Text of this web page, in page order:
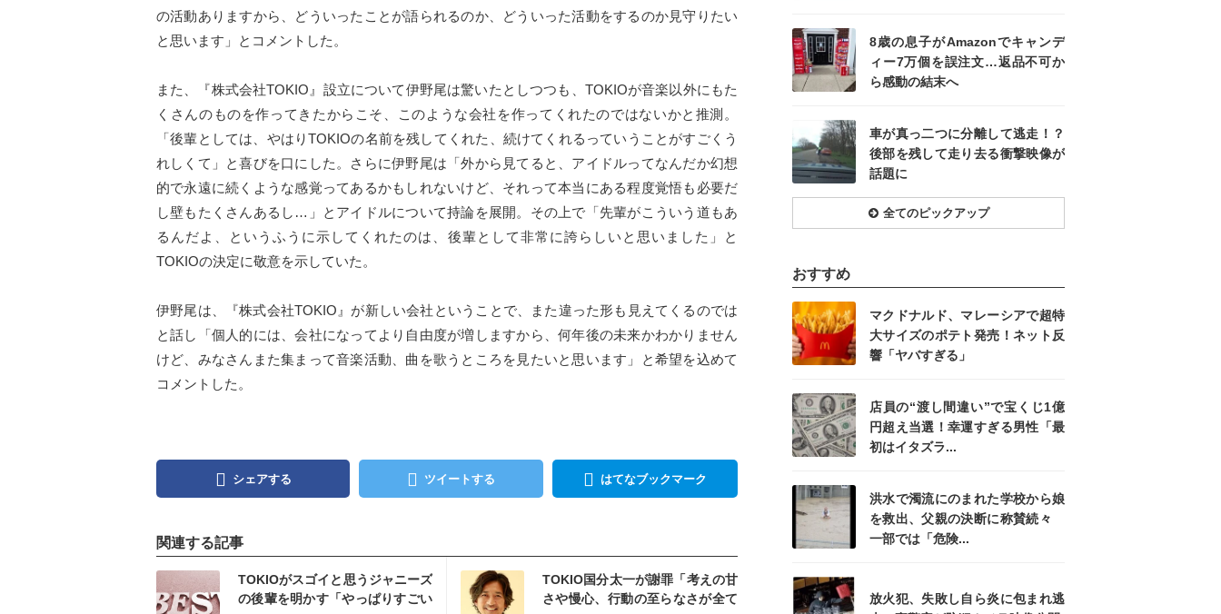
の活動ありますから、どういったことが語られるのか、どういった活動をするのか見守りたい
と思います」とコメントした。
また、『株式会社TOKIO』設立について伊野尾は驚いたとしつつも、TOKIOが音楽以外にもた
くさんのものを作ってきたからこそ、このような会社を作ってくれたのではないかと推測。
「後輩としては、やはりTOKIOの名前を残してくれた、続けてくれるっていうことがすごくう
れしくて」と喜びを口にした。さらに伊野尾は「外から見てると、アイドルってなんだか幻想
的で永遠に続くような感覚ってあるかもしれないけど、それって本当にある程度覚悟も必要だ
し壁もたくさんあるし…」とアイドルについて持論を展開。その上で「先輩がこういう道もあ
るんだよ、というふうに示してくれたのは、後輩として非常に誇らしいと思いました」と
TOKIOの決定に敬意を示していた。
伊野尾は、『株式会社TOKIO』が新しい会社ということで、また違った形も見えてくるのでは
と話し「個人的には、会社になってより自由度が増しますから、何年後の未来かわかりません
けど、みなさんまた集まって音楽活動、曲を歌うところを見たいと思います」と希望を込めて
コメントした。
シェアする ツイートする はてなブックマーク
関連する記事
TOKIOがスゴイと思うジャニーズ
の後輩を明かす「やっぱりすごい
TOKIO国分太一が謝罪「考えの甘
さや慢心、行動の至らなさが全て
8歳の息子がAmazonでキャンデ
ィー7万個を誤注文…返品不可か
ら感動の結末へ
記事を読む
車が真っ二つに分離して逃走！？
後部を残して走り去る衝撃映像が
話題に
記事を読む
全てのピックアップ
おすすめ
マクドナルド、マレーシアで超特
大サイズのポテト発売！ネット反
響「ヤバすぎる」
店員の“渡し間違い”で宝くじ1億
円超え当選！幸運すぎる男性「最
初はイタズラ...
洪水で濁流にのまれた学校から娘
を救出、父親の決断に称賛続々
一部では「危険...
放火犯、失敗し自ら炎に包まれ逃
記事を読む